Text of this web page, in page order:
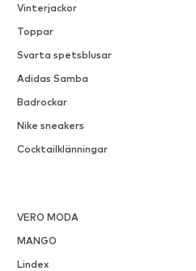
Vinterjackor
Toppar
Svarta spetsblusar
Adidas Samba
Badrockar
Nike sneakers
Cocktailklänningar
VERO MODA
MANGO
Lindex